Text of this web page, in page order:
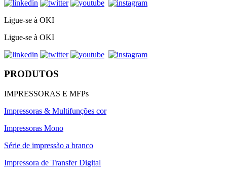
Ligue-se à OKI
Ligue-se à OKI
PRODUTOS
IMPRESSORAS E MFPs
Impressoras & Multifunções cor
Impressoras Mono
Série de impressão a branco
Impressora de Transfer Digital